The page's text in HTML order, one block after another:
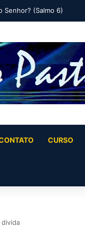
Senhor? (Salmo 6)
CURSO